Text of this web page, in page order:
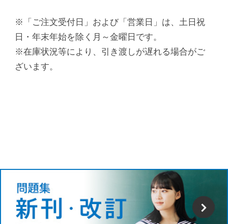
※「ご注文受付日」および「営業日」は、土日祝
日・年末年始を除く月～金曜日です。
※在庫状況等により、引き渡しが遅れる場合がご
ざいます。